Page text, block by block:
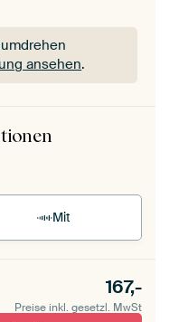
ansehen.
ansehen
Mit
167,-
Preise inkl. gesetzl. MwSt